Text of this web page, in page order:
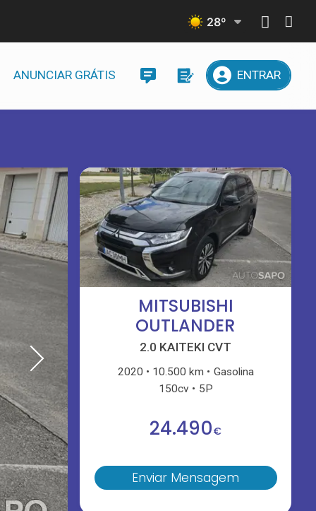
28º
ANUNCIAR GRÁTIS ENTRAR
MITSUBISHI
OUTLANDER
2.0 KAITEKI CVT
2020 10.500 km
Gasolina
150cv
5P
24.490€
Enviar Mensagem